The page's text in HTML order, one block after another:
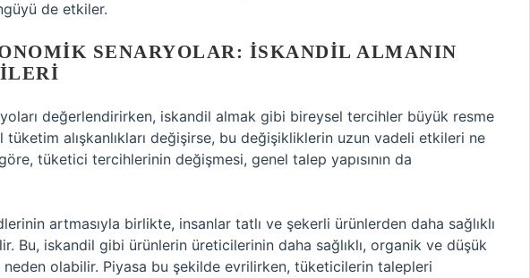
de etkiler.
SENARYOLAR: İSKANDIL ALMANIN
değerlendirirken, iskandil almak gibi bireysel tercihler büyük resme
tüketim alışkanlıkları değişirse, bu değişikliklerin uzun vadeli etkileri ne
tüketici tercihlerinin değişmesi, genel talep yapısının da
artmasıyla birlikte, insanlar tatlı ve şekerli ürünlerden daha sağlıklı
Bu, iskandil gibi ürünlerin üreticilerinin daha sağlıklı, organik ve düşük
olabilir. Piyasa bu şekilde evrilirken, tüketicilerin talepleri